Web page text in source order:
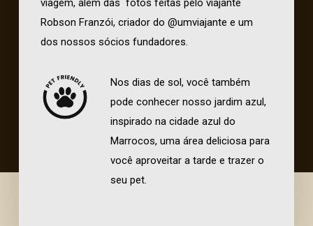
viagem, além das fotos feitas pelo viajante
Robson Franzói, criador do @umviajante e um
dos nossos sócios fundadores.
Nos dias de sol, você também
pode conhecer nosso jardim azul,
inspirado na cidade azul do
Marrocos, uma área deliciosa para
você aproveitar a tarde e trazer o
seu pet.